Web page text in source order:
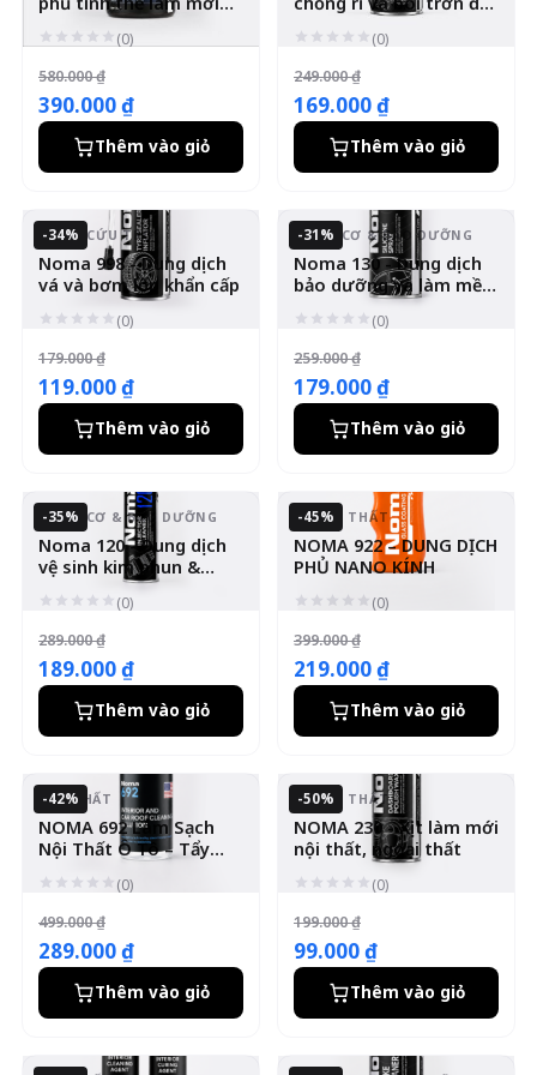
sơn xe - xóa xước
(0)
580.000 ₫
390.000 ₫
Thêm vào giỏ
(0)
249.000 ₫
169.000 ₫
Thêm vào giỏ
-34%
LỐP & CỨU TRỢ
Noma 998 - Dung dịch
vá và bơm lốp khẩn cấp
(0)
179.000 ₫
119.000 ₫
Thêm vào giỏ
-31%
ĐỘNG CƠ & BẢO DƯỠNG
Noma 130 - Dung dịch
bảo dưỡng và làm mềm
ron cao su
(0)
259.000 ₫
179.000 ₫
Thêm vào giỏ
-35%
ĐỘNG CƠ & BẢO DƯỠNG
Noma 120 - Dung dịch
vệ sinh kim phun &
buồng đốt
(0)
289.000 ₫
189.000 ₫
Thêm vào giỏ
-45%
NGOẠI THẤT
NOMA 922 – DUNG DỊCH
PHỦ NANO KÍNH
(0)
399.000 ₫
219.000 ₫
Thêm vào giỏ
-42%
NỘI THẤT
NOMA 692 Làm Sạch
Nội Thất Ô Tô – Tẩy
(0)
499.000 ₫
289.000 ₫
Thêm vào giỏ
-50%
NGOẠI THẤT
NOMA 230 - Xịt làm mới
nội thất, ngoại thất
(0)
199.000 ₫
99.000 ₫
Thêm vào giỏ